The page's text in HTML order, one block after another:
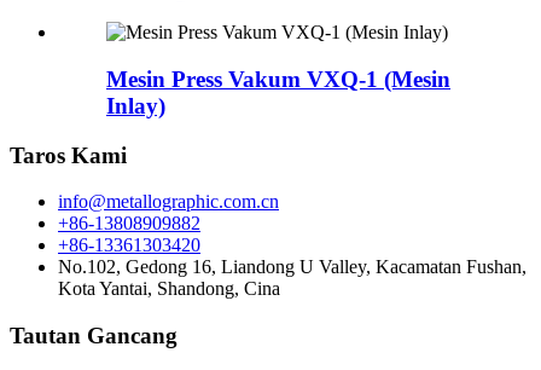
Mesin Press Vakum VXQ-1 (Mesin
Inlay)
Taros Kami
info@metallographic.com.cn
+86-13808909882
+86-13361303420
No.102, Gedong 16, Liandong U Valley, Kacamatan Fushan,
Kota Yantai, Shandong, Cina
Tautan Gancang